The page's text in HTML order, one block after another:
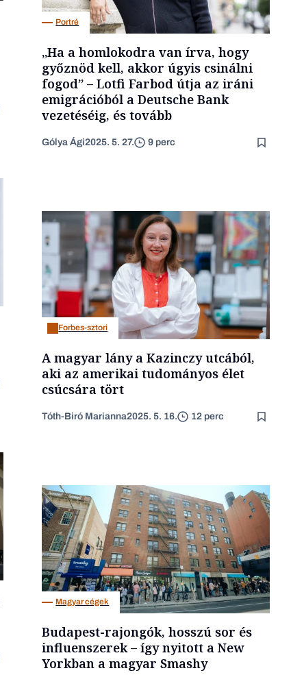
Portré
„Ha a homlokodra van írva, hogy
győznöd kell, akkor úgyis csinálni
fogod” – Lotfi Farbod útja az iráni
emigrációból a Deutsche Bank
vezetéséig, és tovább
Gólya Ági2025. 5. 27. 9 perc
Forbes-sztori
A magyar lány a Kazinczy utcából,
aki az amerikai tudományos élet
csúcsára tört
Tóth-Biró Marianna2025. 5. 16. 12 perc
Magyar cégek
Budapest-rajongók, hosszú sor és
influenszerek – így nyitott a New
Yorkban a magyar Smashy